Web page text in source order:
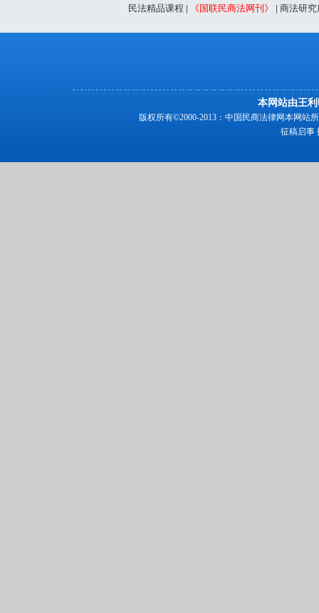
民法精品课程 | 《国联民商法网刊》 | 商法研究
本网站由王
版权所有©2000-2013：中国民商法律网本网站
征稿启事